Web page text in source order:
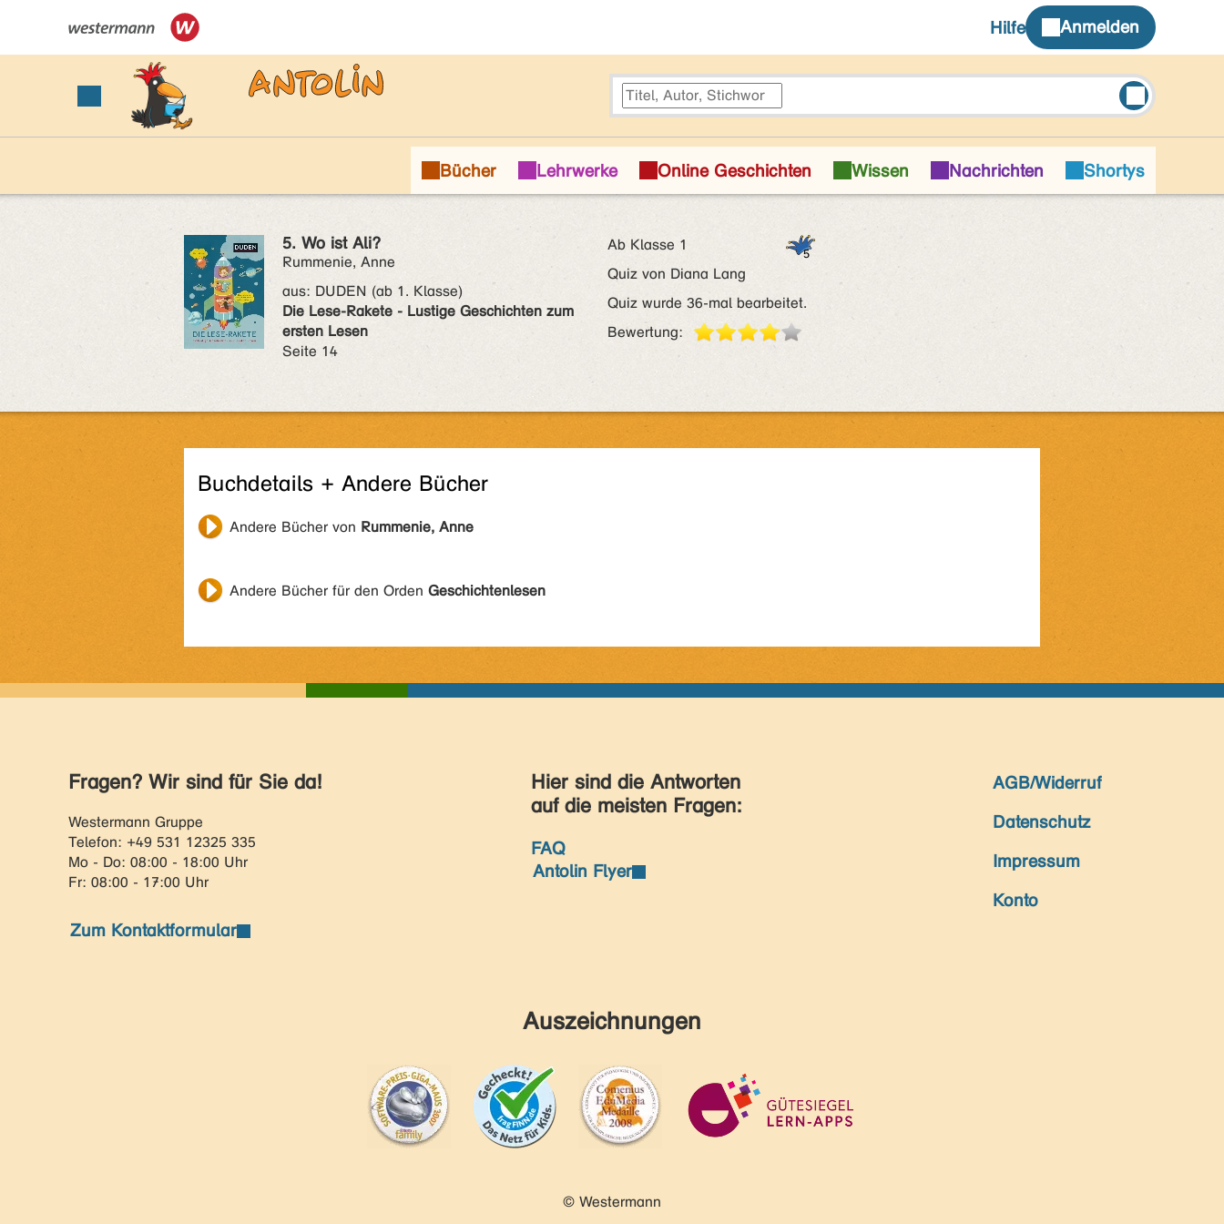
5. Wo ist Ali?
Rummenie, Anne
aus: DUDEN (ab 1. Klasse)
Die Lese-Rakete - Lustige Geschichten zum
ersten Lesen
Seite 14
Ab Klasse 1
Quiz von Diana Lang
Quiz wurde 36-mal bearbeitet.
Bewertung:
Buchdetails + Andere Bücher
Andere Bücher von Rummenie, Anne
Andere Bücher für den Orden Geschichtenlesen